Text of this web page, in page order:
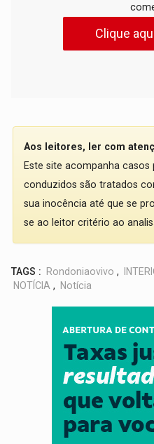
Clique
Aos leitores, ler com
Este site acompanha casos
conduzidos são tratados
sua inocência até que se
se ao leitor critério ao
TAGS : Rondoniaovivo ,
NOTÍCIA , Notícia